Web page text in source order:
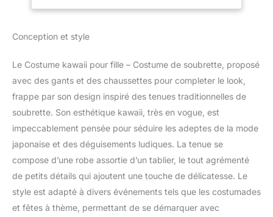
de soubrette Lolita
comprend : 1 robe, 1
tablier, 1 couvre-chef
fourrure, 1 couvre-chef
de soubrette française, 1
paire de chaussettes
hautes Lolita avec nœud
papillon, 1 paire de gants
Nombreux accessoires,
tenue de soubrette
Conception et style
Le Costume kawaii pour fille – Costume de soubrette, proposé
avec des gants et des chaussettes pour completer le look,
frappe par son design inspiré des tenues traditionnelles de
soubrette. Son esthétique kawaii, très en vogue, est
impeccablement pensée pour séduire les adeptes de la mode
japonaise et des déguisements ludiques. La tenue se
compose d’une robe assortie d’un tablier, le tout agrémenté
de petits détails qui ajoutent une touche de délicatesse. Le
style est adapté à divers événements tels que les costumades
et fêtes à thème, permettant de se démarquer avec